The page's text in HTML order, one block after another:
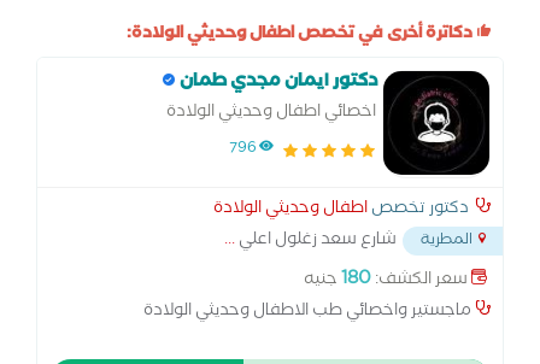
دكاترة أخرى في تخصص اطفال وحديثي الولادة:
دكتور ايمان مجدي طمان
اخصائي اطفال وحديثي الولادة
796
دكتور تخصصاطفال وحديثي الولادة
المطرية شارع سعد زغلول اعلي...
سعر الكشف:180جنيه
ماجستير واخصائي طب الاطفال وحديثي الولادة